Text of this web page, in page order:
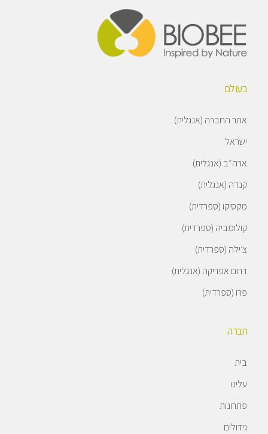
בעולם
אתר החברה (אנגלית)
ישראל
ארה״ב (אנגלית)
קנדה (אנגלית)
מקסיקו (ספרדית)
קולומביה (ספרדית)
צ׳ילה (ספרדית)
דרום אפריקה (אנגלית)
פרו (ספרדית)
חברה
בית
עלינו
פתרונות
גידולים